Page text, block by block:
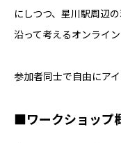
にしつつ、星川駅周辺
沿って考えるオンライ
参加者同士で自由にア
■ワークショップ